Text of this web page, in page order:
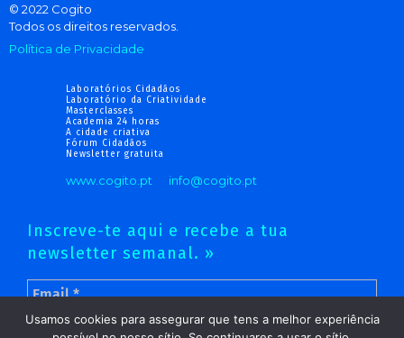
© 2022 Cogito
Todos os direitos reservados.
Política de Privacidade
Laboratórios Cidadãos
Laboratório da Criatividade
Masterclasses
Academia 24 horas
A cidade criativa
Fórum Cidadãos
Newsletter gratuita
www.cogito.pt info@cogito.pt
Inscreve-te aqui e recebe a tua
newsletter semanal. »
Usamos cookies para assegurar que tens a melhor experiência